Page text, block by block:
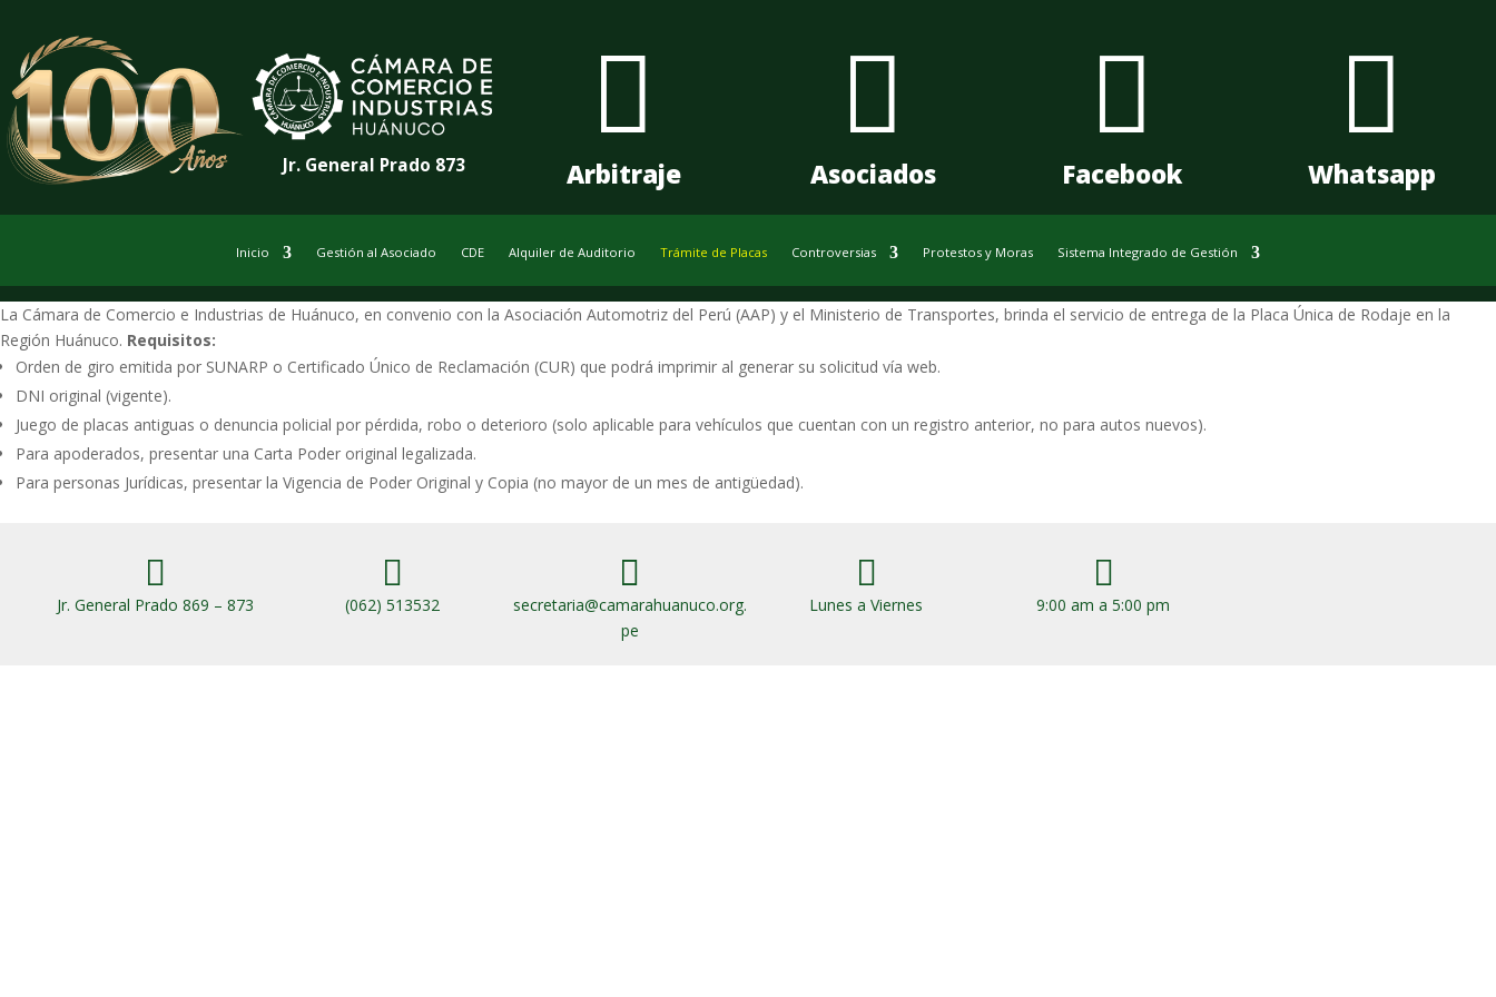
Jr. General Prado 873

Arbitraje

Asociados

Facebook

Whatsapp
Inicio Gestión al Asociado CDE Alquiler de Auditorio Trámite de Placas Controversias Protestos y Moras Sistema Integrado de Gestión
La Cámara de Comercio e Industrias de Huánuco, en convenio con la Asociación Automotriz del Perú (AAP) y el Ministerio de Transportes, brinda el servicio de entrega de la Placa Única de Rodaje en la
Región Huánuco. Requisitos:
Orden de giro emitida por SUNARP o Certificado Único de Reclamación (CUR) que podrá imprimir al generar su solicitud vía web.
DNI original (vigente).
Juego de placas antiguas o denuncia policial por pérdida, robo o deterioro (solo aplicable para vehículos que cuentan con un registro anterior, no para autos nuevos).
Para apoderados, presentar una Carta Poder original legalizada.
Para personas Jurídicas, presentar la Vigencia de Poder Original y Copia (no mayor de un mes de antigüedad).

Jr. General Prado 869 – 873

(062) 513532

secretaria@camarahuanuco.org.
pe

Lunes a Viernes

9:00 am a 5:00 pm